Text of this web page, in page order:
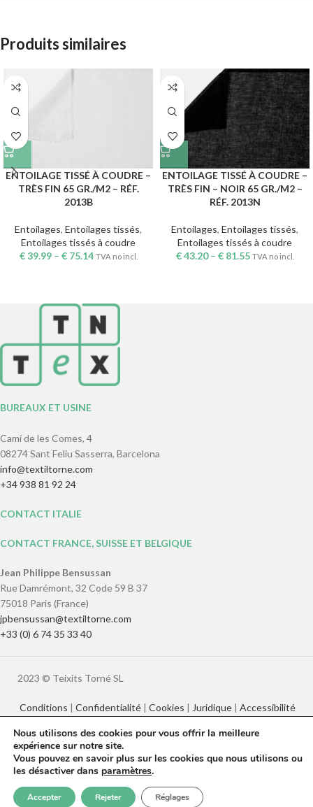
Produits similaires
ENTOILAGE TISSÉ À COUDRE –
TRÈS FIN 65 GR./M2 – RÉF.
2013B
Entoilages, Entoilages tissés,
Entoilages tissés à coudre
€39.99– €75.14 TVA no incl.
ENTOILAGE TISSÉ À COUDRE –
TRÈS FIN – NOIR 65 GR./M2 –
RÉF. 2013N
Entoilages, Entoilages tissés,
Entoilages tissés à coudre
€43.20– €81.55 TVA no incl.
BUREAUX ET USINE
Camí de les Comes, 4
08274 Sant Feliu Sasserra, Barcelona
info@textiltorne.com
+34 938 81 92 24
CONTACT ITALIE
CONTACT FRANCE, SUISSE ET BELGIQUE
Jean Philippe Bensussan
Rue Damrémont, 32 Code 59 B 37
75018 Paris (France)
jpbensussan@textiltorne.com
+33 (0) 6 74 35 33 40
2023 © Teixits Torné SL
Conditions | Confidentialité| Cookies | Juridique| Accessibilité
Nous utilisons des cookies pour vous offrir la meilleure
expérience sur notre site.
Vous pouvez en savoir plus sur les cookies que nous utilisons ou
les désactiver dans paramètres.
Accepter Rejeter Réglages
Català English
Español